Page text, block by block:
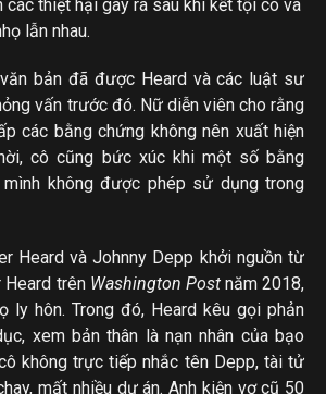
các thiệt hại gây ra sau khi kết tội cô và
lẫn nhau.
bản đã được Heard và các luật sư
vấn trước đó. Nữ diễn viên cho rằng
các bằng chứng không nên xuất hiện
cô cũng bức xúc khi một số bằng
không được phép sử dụng trong
Heard và Johnny Depp khởi nguồn từ
Heard trên Washington Post năm 2018,
ly hôn. Trong đó, Heard kêu gọi phản
xem bản thân là nạn nhân của bạo
không trực tiếp nhắc tên Depp, tài tử
mất nhiều dự án. Anh kiện vợ cũ 50